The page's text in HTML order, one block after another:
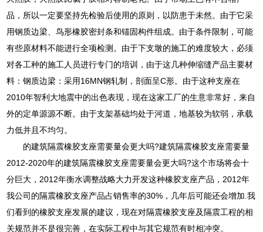
品，所以一定要坚持先检验后使用的原则，以防患于未然。由于它采
用钢质边梁、鸟形橡胶密封条和锚固构件组成。由于条件限制，可能
有些原材料不能进行全项检测。由于下支墩的施工的难度较大，必须
对各工种的施工人员进行专门的培训，由于这几种伸缩缝产品主要材
料：钢质边梁：采用16MN钢轧制，剖面呈C形。由于这种支座在
2010年智利大地震中的出色表现，现在这家工厂的生意非常好，来自
外的定单源源不断。由于支架基础均处于河道，地基较为软弱，承载
力低并且不均匀。
的建筑隔震橡胶支座需要量会更大吗?建筑隔震橡胶支座需要量
2012-2020年的建筑隔震橡胶支座需要量会更大吗?这个市场将会十
分巨大，2012年衡水调整战略大力开发这种橡胶支座产品，2012年
我公司的隔震橡胶支座产品占销售率的30%，几年后可能还会增加.我
们看到的橡胶支座发展的建议，现在对隔震橡胶支座及隔震工程的相
关规范并不是很完善，在实际工程中与其它规范有时相冲突。